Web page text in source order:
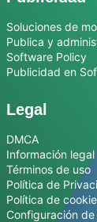
Soluciones de
Publica y
Software Policy
Publicidad en
Legal
DMCA
Información legal
Términos de uso
Política de
Política de
Configuración